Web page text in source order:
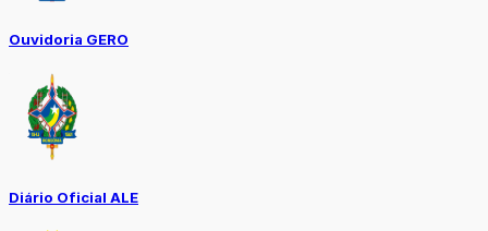
Ouvidoria GERO
Diário Oficial ALE